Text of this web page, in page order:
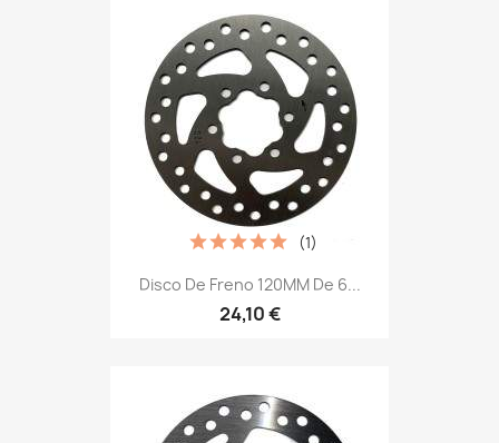
Disco De Freno 120MM De 6...
24,10 €
(1)